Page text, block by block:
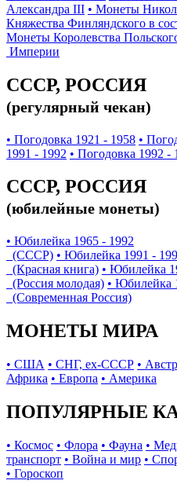
Александра III • Монеты
Княжества Финляндского в
Монеты Королевства
Империи
СССР, РОССИЯ
(регулярный чекан)
• Погодовка 1921 - 1958 •
1991 - 1992 • Погодовка 1992 -
СССР, РОССИЯ
(юбилейные монеты)
• Юбилейка 1965 - 1992
(СССР) • Юбилейка 1991 -
(Красная книга) • Юбилейка
(Россия молодая) • Юбилейка
(Современная Россия)
МОНЕТЫ МИРА
• США • СНГ, ex-СССР •
Африка • Европа • Америка
ПОПУЛЯРНЫЕ
• Космос • Флора • Фауна •
транспорт • Война и мир •
• Гороскоп